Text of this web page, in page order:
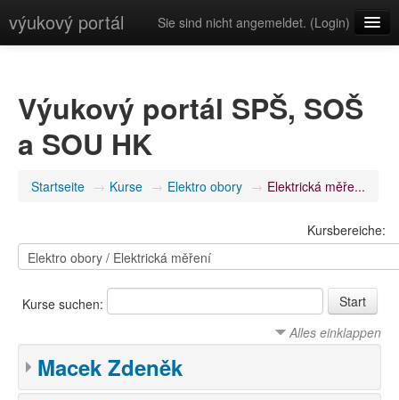
výukový portál Sie sind nicht angemeldet. (Login)
Výukový portál SPŠ, SOŠ
a SOU HK
Startseite → Kurse → Elektro obory → Elektrická měře...
Kursbereiche:
Kurse suchen:
Alles einklappen
Macek Zdeněk